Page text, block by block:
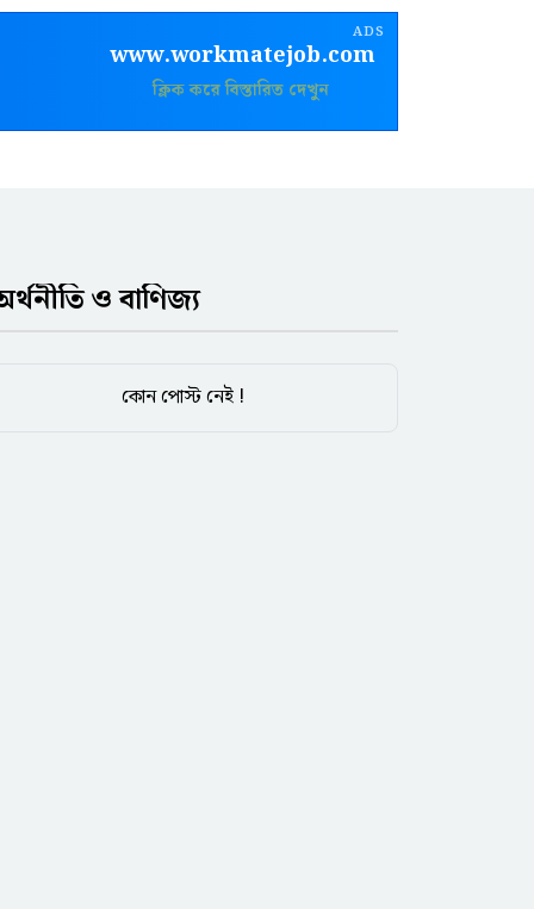
ADS
www.workmatejob.com
ক্লিক করে বিস্তারিত দেখুন
ও বাণিজ্য
কোন পোস্ট নেই !